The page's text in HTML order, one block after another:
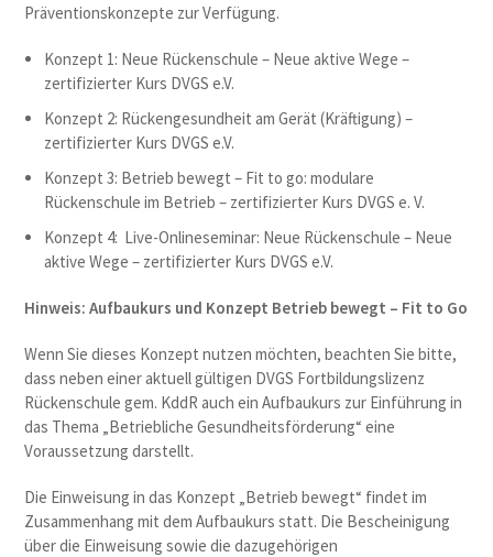
Präventionskonzepte zur Verfügung.
Konzept 1: Neue Rückenschule – Neue aktive Wege –
zertifizierter Kurs DVGS e.V.
Konzept 2: Rückengesundheit am Gerät (Kräftigung) –
zertifizierter Kurs DVGS e.V.
Konzept 3: Betrieb bewegt – Fit to go: modulare
Rückenschule im Betrieb – zertifizierter Kurs DVGS e. V.
Konzept 4: Live-Onlineseminar: Neue Rückenschule – Neue
aktive Wege – zertifizierter Kurs DVGS e.V.
Hinweis: Aufbaukurs und Konzept Betrieb bewegt – Fit to Go
Wenn Sie dieses Konzept nutzen möchten, beachten Sie bitte,
dass neben einer aktuell gültigen DVGS Fortbildungslizenz
Rückenschule gem. KddR auch ein Aufbaukurs zur Einführung in
das Thema „Betriebliche Gesundheitsförderung“ eine
Voraussetzung darstellt.
Die Einweisung in das Konzept „Betrieb bewegt“ findet im
Zusammenhang mit dem Aufbaukurs statt. Die Bescheinigung
über die Einweisung sowie die dazugehörigen